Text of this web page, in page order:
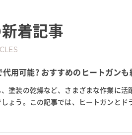
着記事
用可能? おすすめのヒートガンも
塗装の乾燥など、さまざまな作業に活
ょう。この記事では、ヒートガンとド
ても、家...